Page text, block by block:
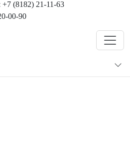
(8182) 21-11-63
00-90